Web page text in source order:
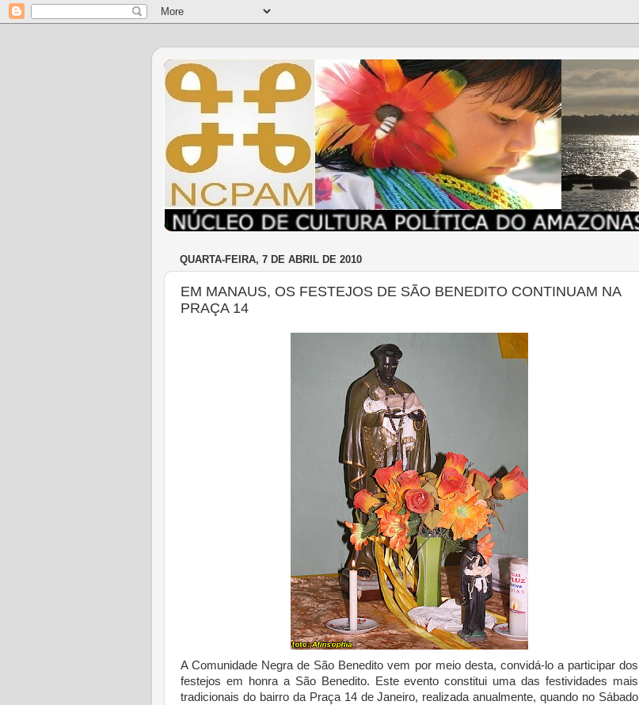
QUARTA-FEIRA, 7 DE ABRIL DE 2010
EM MANAUS, OS FESTEJOS DE SÃO BENEDITO CONTINUAM NA
PRAÇA 14
A Comunidade Negra de São Benedito vem por meio desta, convidá-lo a participar dos
festejos em honra a São Benedito. Este evento constitui uma das festividades mais
tradicionais do bairro da Praça 14 de Janeiro, realizada anualmente, quando no Sábado